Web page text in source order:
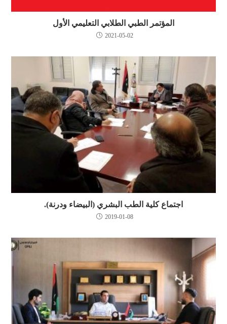
المؤتمر الطبي الطلابي التعليمي الأول
2021-05-02
اجتماع كلية الطب البشري (البيضاء ودرنة).
2019-01-08